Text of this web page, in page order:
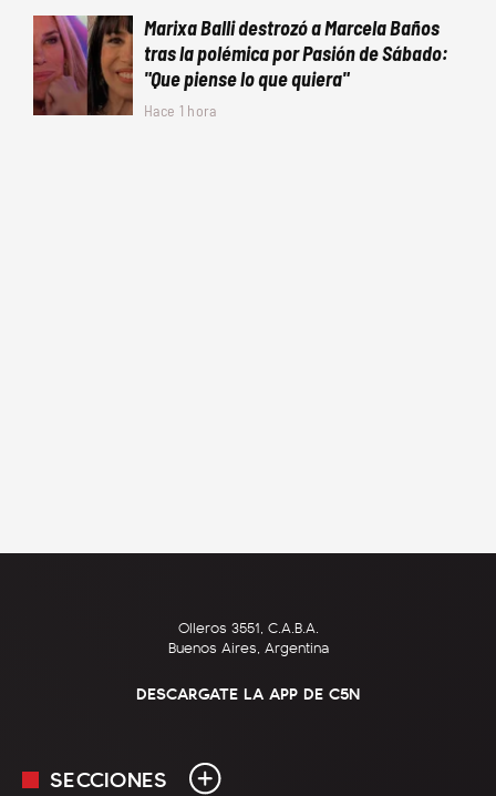
Marixa Balli destrozó a Marcela Baños
tras la polémica por Pasión de Sábado:
"Que piense lo que quiera"
Hace 1 hora
Olleros 3551, C.A.B.A.
Buenos Aires, Argentina
DESCARGATE LA APP DE C5N
SECCIONES